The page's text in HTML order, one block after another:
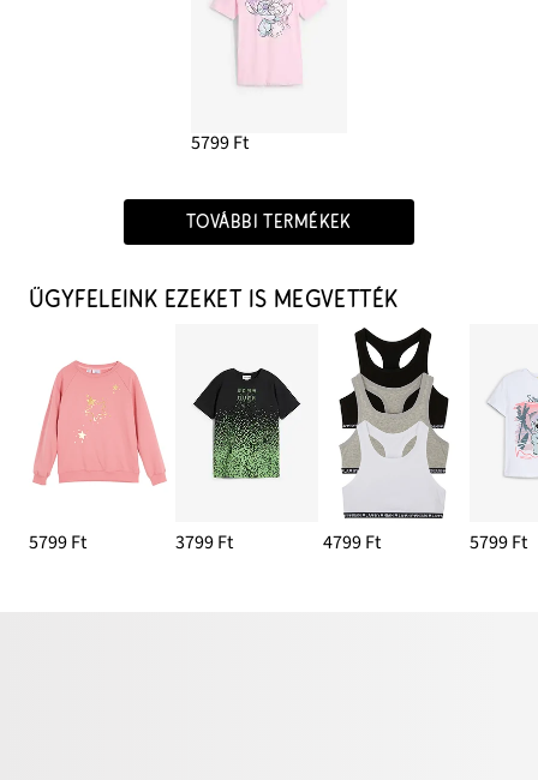
5799 Ft
TOVÁBBI TERMÉKEK
ÜGYFELEINK EZEKET IS MEGVETTÉK
5799 Ft 3799 Ft 4799 Ft 5799 Ft